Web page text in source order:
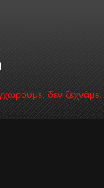
δεν ξεχνάμε.